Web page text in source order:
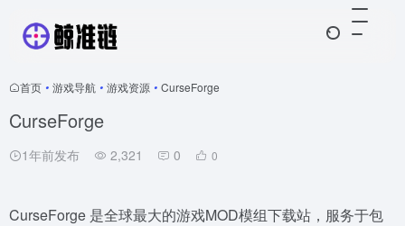
首页 • 游戏导航 • 游戏资源 • CurseForge
CurseForge
1年前发布 2,321 0 0
CurseForge 是全球最大的游戏MOD模组下载站，服务于包